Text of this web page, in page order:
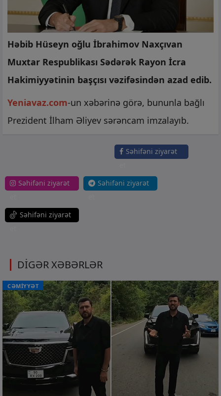
Həbib Hüseyn oğlu İbrahimov Naxçıvan
Muxtar Respublikası Sədərək Rayon İcra
Hakimiyyətinin başçısı vəzifəsindən azad edib.
Yeniavaz.com-un xəbərinə görə, bununla bağlı
Prezident İlham Əliyev sərəncam imzalayıb.
Səhifəni ziyarət
Səhifəni ziyarət
Səhifəni ziyarət
Səhifəni ziyarət
DİGƏR XƏBƏRLƏR
CƏMİYYƏT